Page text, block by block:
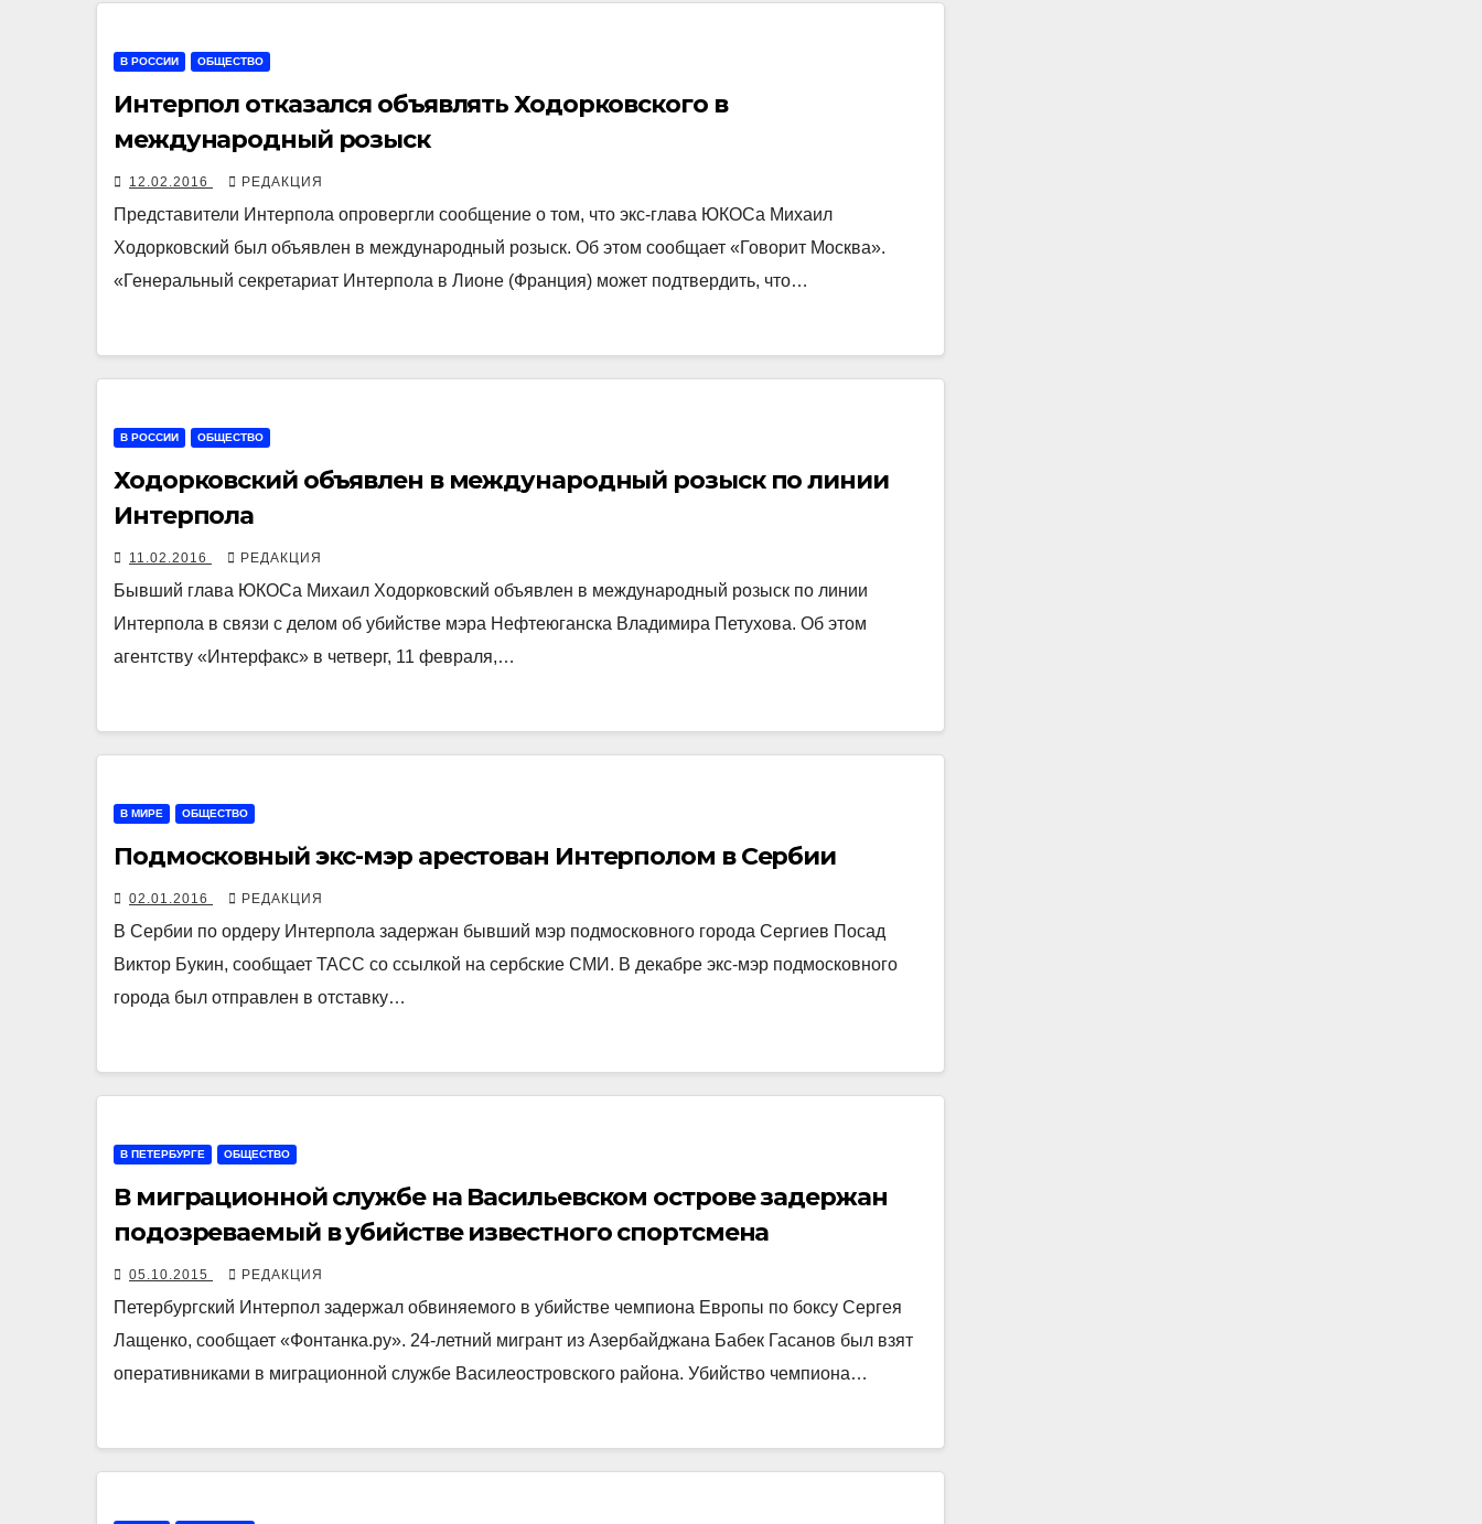
В РОССИИ ОБЩЕСТВО
Интерпол отказался объявлять Ходорковского в
международный розыск
12.02.2016 РЕДАКЦИЯ
Представители Интерпола опровергли сообщение о том, что экс-глава ЮКОСа Михаил
Ходорковский был объявлен в международный розыск. Об этом сообщает «Говорит Москва».
«Генеральный секретариат Интерпола в Лионе (Франция) может подтвердить, что…
В РОССИИ ОБЩЕСТВО
Ходорковский объявлен в международный розыск по линии
Интерпола
11.02.2016 РЕДАКЦИЯ
Бывший глава ЮКОСа Михаил Ходорковский объявлен в международный розыск по линии
Интерпола в связи с делом об убийстве мэра Нефтеюганска Владимира Петухова. Об этом
агентству «Интерфакс» в четверг, 11 февраля,…
В МИРЕ ОБЩЕСТВО
Подмосковный экс-мэр арестован Интерполом в Сербии
02.01.2016 РЕДАКЦИЯ
В Сербии по ордеру Интерпола задержан бывший мэр подмосковного города Сергиев Посад
Виктор Букин, сообщает ТАСС со ссылкой на сербские СМИ. В декабре экс-мэр подмосковного
города был отправлен в отставку…
В ПЕТЕРБУРГЕ ОБЩЕСТВО
В миграционной службе на Васильевском острове задержан
подозреваемый в убийстве известного спортсмена
05.10.2015 РЕДАКЦИЯ
Петербургский Интерпол задержал обвиняемого в убийстве чемпиона Европы по боксу Сергея
Лащенко, сообщает «Фонтанка.ру». 24-летний мигрант из Азербайджана Бабек Гасанов был взят
оперативниками в миграционной службе Василеостровского района. Убийство чемпиона…